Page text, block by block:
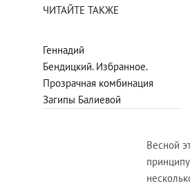
ЧИТАЙТЕ ТАКЖЕ
Геннадий
Бендицкий. Избранное.
Прозрачная комбинация
Загипы Балиевой
Весной